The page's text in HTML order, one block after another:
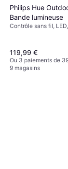
Philips Hue
Bande lumineuse
Contrôle sans fil,
119,99 €
Ou 3 paiements de
9 magasins